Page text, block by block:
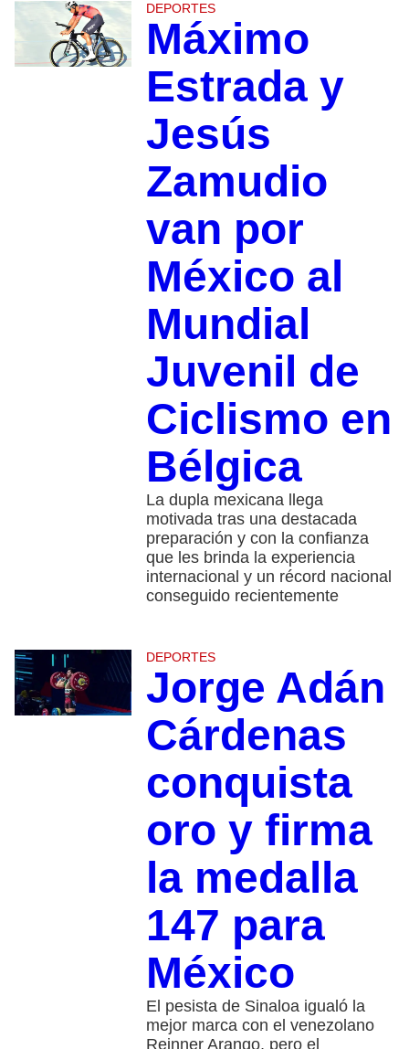
DEPORTES
Máximo
Estrada y
Jesús
Zamudio
van por
México al
Mundial
Juvenil de
Ciclismo en
Bélgica
La dupla mexicana llega
motivada tras una destacada
preparación y con la confianza
que les brinda la experiencia
internacional y un récord nacional
conseguido recientemente
DEPORTES
Jorge Adán
Cárdenas
conquista
oro y firma
la medalla
147 para
México
El pesista de Sinaloa igualó la
mejor marca con el venezolano
Reinner Arango, pero el